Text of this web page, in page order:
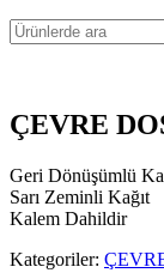
ÇEVRE
Geri Dönüşümlü
Sarı Zeminli Kağıt
Kalem Dahildir
Kategoriler: